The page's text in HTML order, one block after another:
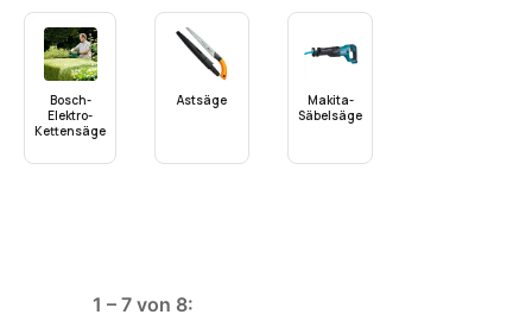
Bosch-
Elektro-
Kettensäge
Astsäge
Makita-
Säbelsäge
1 – 7 von 8: